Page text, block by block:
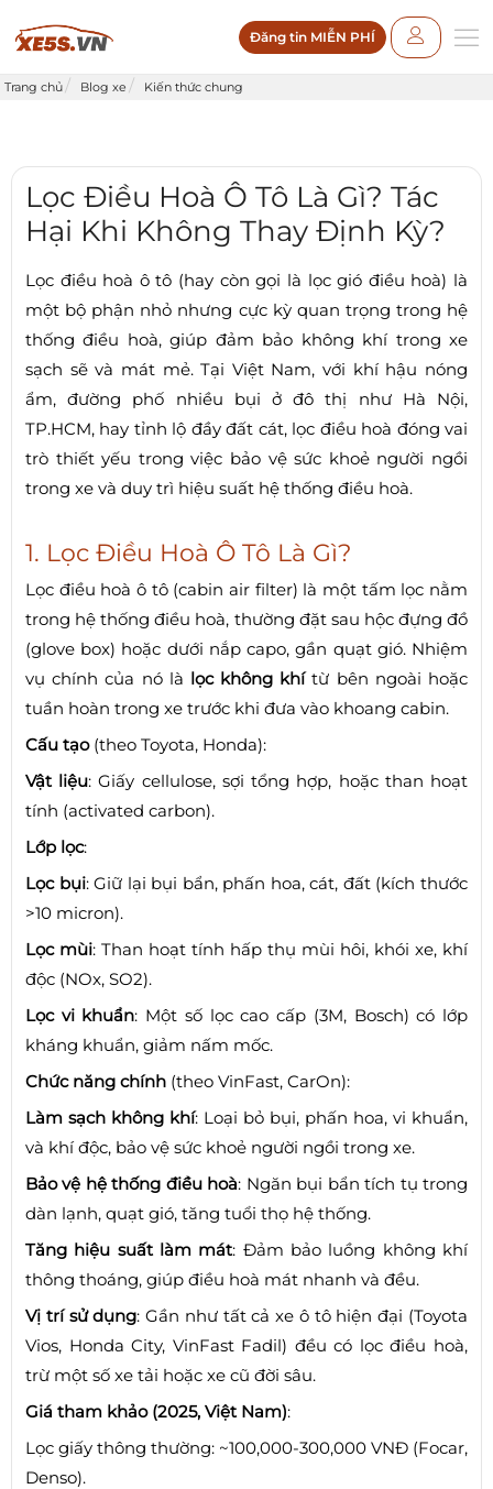
Đăng tin MIỄN PHÍ
Trang chủ Blog xe Kiến thức chung
Lọc Điều Hoà Ô Tô Là Gì? Tác
Hại Khi Không Thay Định Kỳ?
Lọc điều hoà ô tô (hay còn gọi là lọc gió điều hoà) là
một bộ phận nhỏ nhưng cực kỳ quan trọng trong hệ
thống điều hoà, giúp đảm bảo không khí trong xe
sạch sẽ và mát mẻ. Tại Việt Nam, với khí hậu nóng
ẩm, đường phố nhiều bụi ở đô thị như Hà Nội,
TP.HCM, hay tỉnh lộ đầy đất cát, lọc điều hoà đóng vai
trò thiết yếu trong việc bảo vệ sức khoẻ người ngồi
trong xe và duy trì hiệu suất hệ thống điều hoà.
1. Lọc Điều Hoà Ô Tô Là Gì?
Lọc điều hoà ô tô (cabin air filter) là một tấm lọc nằm
trong hệ thống điều hoà, thường đặt sau hộc đựng đồ
(glove box) hoặc dưới nắp capo, gần quạt gió. Nhiệm
vụ chính của nó là lọc không khítừ bên ngoài hoặc
tuần hoàn trong xe trước khi đưa vào khoang cabin.
Cấu tạo(theo Toyota, Honda):
Vật liệu: Giấy cellulose, sợi tổng hợp, hoặc than hoạt
tính (activated carbon).
Lớp lọc:
Lọc bụi: Giữ lại bụi bẩn, phấn hoa, cát, đất (kích thước
>10 micron).
Lọc mùi: Than hoạt tính hấp thụ mùi hôi, khói xe, khí
độc (NOx, SO2).
Lọc vi khuẩn: Một số lọc cao cấp (3M, Bosch) có lớp
kháng khuẩn, giảm nấm mốc.
Chức năng chính (theo VinFast, CarOn):
Làm sạch không khí: Loại bỏ bụi, phấn hoa, vi khuẩn,
và khí độc, bảo vệ sức khoẻ người ngồi trong xe.
Bảo vệ hệ thống điều hoà: Ngăn bụi bẩn tích tụ trong
dàn lạnh, quạt gió, tăng tuổi thọ hệ thống.
Tăng hiệu suất làm mát: Đảm bảo luồng không khí
thông thoáng, giúp điều hoà mát nhanh và đều.
Vị trí sử dụng: Gần như tất cả xe ô tô hiện đại (Toyota
Vios, Honda City, VinFast Fadil) đều có lọc điều hoà,
trừ một số xe tải hoặc xe cũ đời sâu.
Giá tham khảo (2025, Việt Nam):
Lọc giấy thông thường: ~100,000-300,000 VNĐ (Focar,
Denso).